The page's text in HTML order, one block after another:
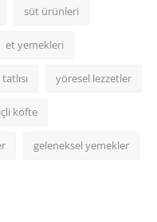
süt ürünleri
et yemekleri
yöresel lezzetler
içli köfte
geleneksel yemekler